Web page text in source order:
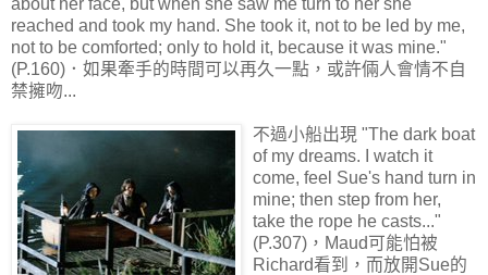
reached and took my hand. She took it, not to be led by me,
not to be comforted; only to hold it, because it was mine."
(P.160)．如果牽手的時間可以再久一點，或許倆人會情不自
禁擁吻...
不過小船出現 "The dark boat
of my dreams. I watch it
come, feel Sue's hand turn in
mine; then step from her,
take the rope he casts..."
(P.307)，Maud可能怕被
Richard看到，而放開Sue的